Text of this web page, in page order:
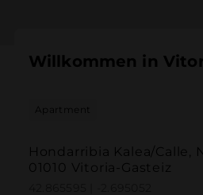
Willkommen in
Apartment
Hondarribia Kalea/Calle,
01010 Vitoria-Gasteiz